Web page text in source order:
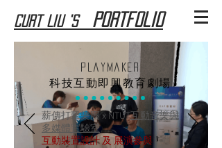
Curt Liu 's Portfolio
PlayMaker
科技互動即興教育劇場
薪傳打擊樂團 x NTUT互動音樂與
多媒體實驗室
​互動裝置設計 及 展演參與